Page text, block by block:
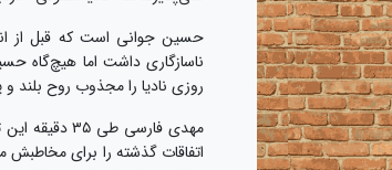
حسین جوانی است که قبل از
ناسازگاری داشت اما هیچ‌گاه
روزی نادیا را مجذوب روح
مهدی فارسی
اتفاقات گذشته را برای